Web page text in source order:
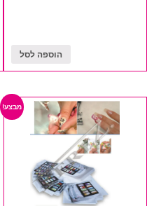
הוספה לסל
מבצע!